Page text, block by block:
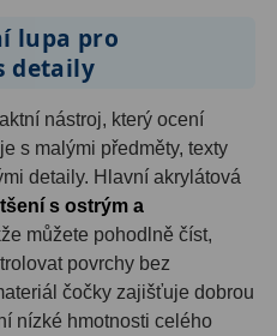
lupa pro
detaily
nástroj, který ocení
s malými předměty, texty
detaily. Hlavní akrylátová
s ostrým a
můžete pohodlně číst,
povrchy bez
čočky zajišťuje dobrou
nízké hmotnosti celého